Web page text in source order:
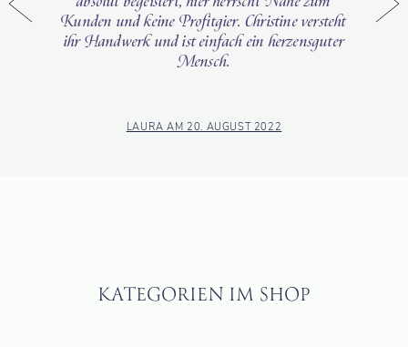
Kunden und keine Profitgier. Christine versteht
ihr Handwerk und ist einfach ein herzensguter
Mensch.
LAURA AM 20. AUGUST 2022
KATEGORIEN IM SHOP